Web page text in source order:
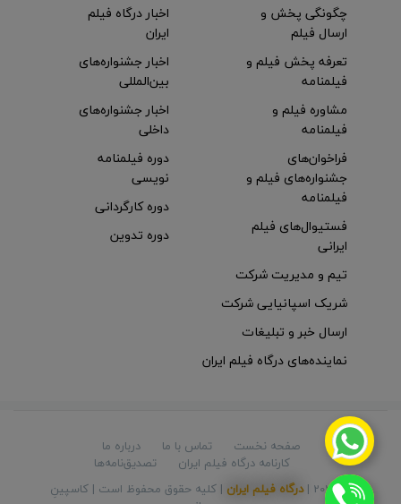
چگونگی پخش و
ارسال فیلم
تعرفه پخش فیلم و
فیلمنامه
مشاوره فیلم و
فیلمنامه
اخبار درگاه فیلم
ایران
اخبار جشنواره‌های
بین‌المللی
اخبار جشنواره‌های
داخلی
فراخوان‌های
جشنواره‌های فیلم و
فیلمنامه
فستیوال‌های فیلم
ایرانی
دوره فیلمنامه
نویسی
دوره کارگردانی
دوره تدوین
تیم و مدیریت شرکت
شریک اسپانیایی شرکت
ارسال خبر و تبلیغات
نماینده‌های درگاه فیلم ایران
صفحه نخست تماس با ما
درباره ما
کارنامه درگاه فیلم ایران
تصدیق‌نامه‌ها
© 2026 |
درگاه فیلم ایران | کلیه حقوق محفوظ است | کاسپینِ